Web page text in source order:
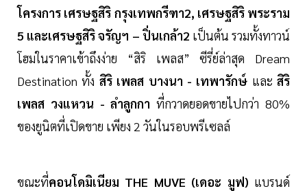
โครงการ เศรษฐสิริ กรุงเทพกรีฑา2, เศรษฐสิริ พระราม
5 และเศรษฐสิริ จรัญฯ – ปิ่นเกล้า2 เป็นต้น รวมทั้งทาวน์
โฮมในราคาเข้าถึงง่าย “สิริ เพลส” ซีรี่ย์ล่าสุด Dream
Destination ทั้ง สิริ เพลส บางนา - เทพารักษ์ และ สิริ
เพลส วงแหวน - ลำลูกกา ที่กวาดยอดขายไปกว่า 80%
ของยูนิตที่เปิดขาย เพียง 2 วันในรอบพรีเซลล์
ขณะที่คอนโดมิเนียม THE MUVE (เดอะ มูฟ) แบรนด์